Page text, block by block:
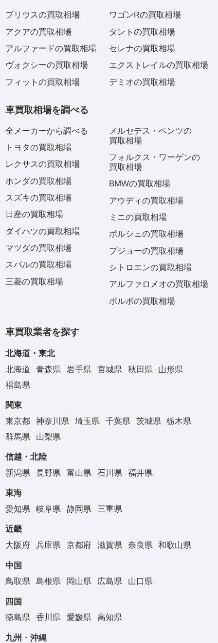
プリウスの買取相場
アクアの買取相場
アルファードの買取相場
ヴォクシーの買取相場
フィットの買取相場
ワゴンRの買取相場
タントの買取相場
セレナの買取相場
エクストレイルの買取相場
デミオの買取相場
車買取相場を調べる
全メーカーから調べる
トヨタの買取相場
レクサスの買取相場
ホンダの買取相場
スズキの買取相場
日産の買取相場
ダイハツの買取相場
マツダの買取相場
スバルの買取相場
三菱の買取相場
メルセデス・ベンツの
買取相場
フォルクス・ワーゲンの
買取相場
BMWの買取相場
アウディの買取相場
ミニの買取相場
ポルシェの買取相場
プジョーの買取相場
シトロエンの買取相場
アルファロメオの買取相場
ボルボの買取相場
車買取業者を探す
北海道・東北
北海道
青森県 岩手県 宮城県 秋田県
山形県
福島県
関東
東京都
神奈川県 埼玉県 千葉県 茨城県
栃木県
群馬県
山梨県
信越・北陸
新潟県
長野県 富山県 石川県 福井県
東海
愛知県
岐阜県 静岡県 三重県
近畿
大阪府
兵庫県 京都府 滋賀県 奈良県 和歌山県
中国
鳥取県
島根県 岡山県 広島県 山口県
四国
徳島県
香川県 愛媛県 高知県
九州・沖縄